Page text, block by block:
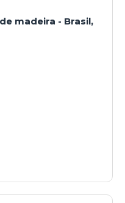
madeira - Brasil,